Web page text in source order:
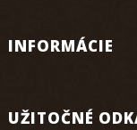
INFORMÁCIE
UŽITOČNÉ